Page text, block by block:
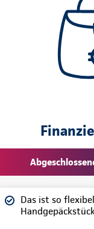
Das ist so